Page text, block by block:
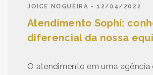
JOICE NOGUEIRA - 12/04/2022
Atendimento Sophí:
diferencial da nossa
O atendimento em uma agência